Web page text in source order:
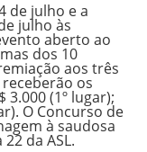
de julho e a
julho às
aberto ao
dos 10
aos três
os
(1º lugar);
O Concurso de
à saudosa
da ASL.